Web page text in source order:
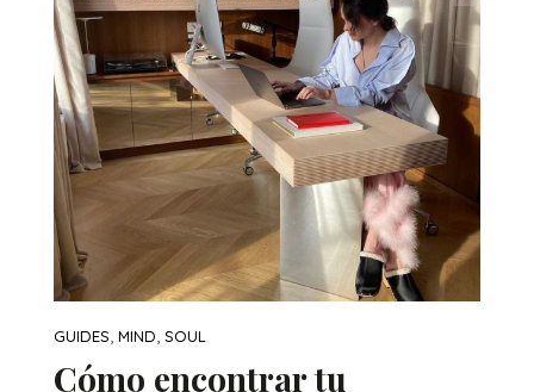
GUIDES, MIND, SOUL
Cómo encontrar tu